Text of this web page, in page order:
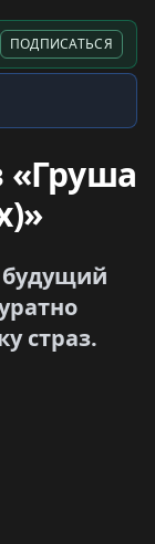
ПОДПИСАТЬСЯ
«Груша
будущий
страз.